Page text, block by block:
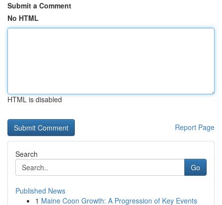
Submit a Comment
No HTML
HTML is disabled
Report Page
Search
Go
Published News
1 Maine Coon Growth: A Progression of Key Events